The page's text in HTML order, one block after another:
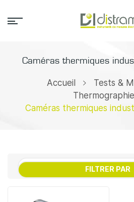
Caméras thermiques
Accueil
Tests &
Thermographie
Caméras thermiques
FILTRER PAR